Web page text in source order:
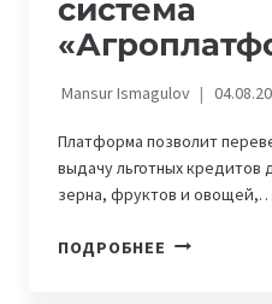
система
Mansur Ismagulov
Платформа позволит
выдачу льготных кредитов
зерна, фруктов и овощей,…
ПОДРОБНЕЕ С